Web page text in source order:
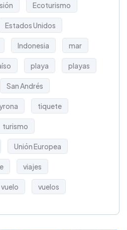
Ecoturismo
Estados Unidos
Indonesia mar
playa playas
San Andrés
tiquete
turismo
Unión Europea
viajes
vuelo vuelos